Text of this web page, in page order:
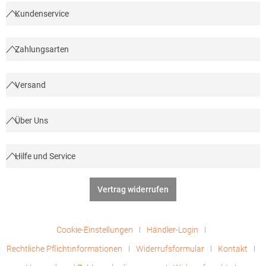
marketing@beechfield.com
Kundenservice
Zahlungsarten
Versand
Über Uns
Hilfe und Service
Vertrag widerrufen
Cookie-Einstellungen
Händler-Login
Rechtliche Pflichtinformationen
Widerrufsformular
Kontakt